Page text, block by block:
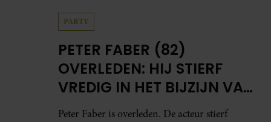
PARTY
PETER FABER (82)
OVERLEDEN: HIJ STIERF
VREDIG IN HET BIJZIJN VAN
ZIJN MEEST DIERBAREN
Peter Faber is overleden. De acteur stierf